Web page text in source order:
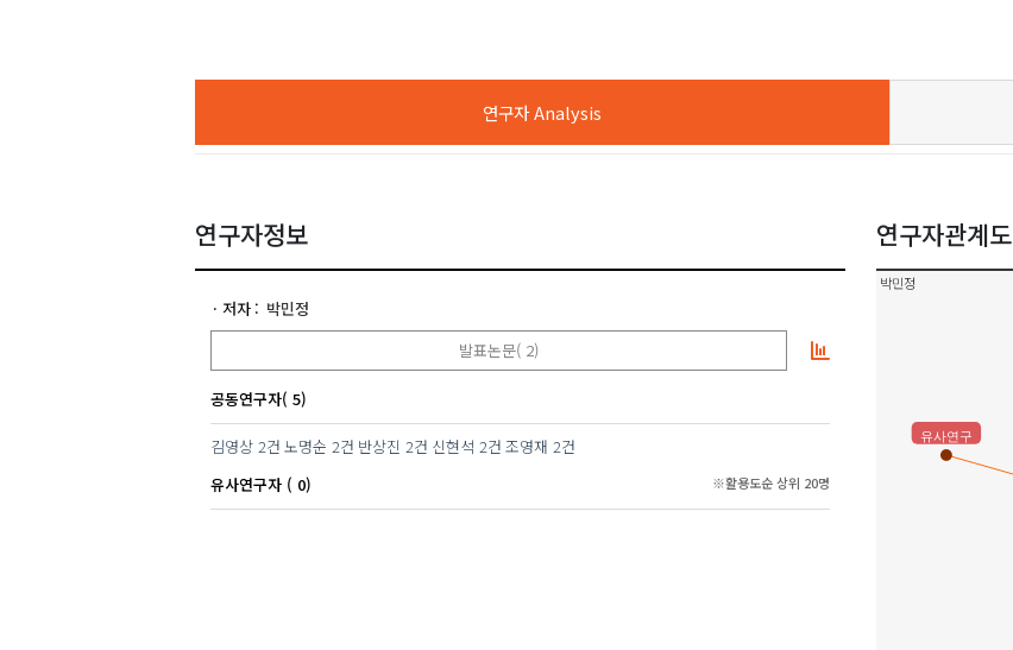
연구자 Analysis
연구자정보
저자
박민정
발표논문( 2)
공동연구자( 5)
김영상 2건 노명순 2건 반상진 2건 신현석 2건 조영재 2건
유사연구자 ( 0)
※활용도순 상위 20명
연구자관계도
박민정
유사연구